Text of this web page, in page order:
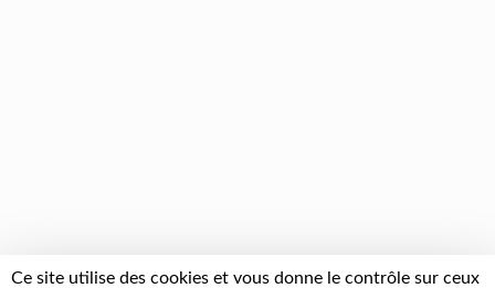
Ce site utilise des cookies et vous donne le contrôle sur ceux